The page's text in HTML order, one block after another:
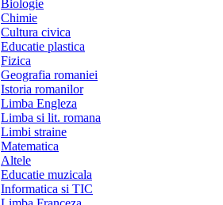
Biologie
Chimie
Cultura civica
Educatie plastica
Fizica
Geografia romaniei
Istoria romanilor
Limba Engleza
Limba si lit. romana
Limbi straine
Matematica
Altele
Educatie muzicala
Informatica si TIC